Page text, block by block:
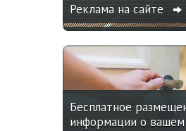
Реклама на сайте
Бесплатное
информации о вашем